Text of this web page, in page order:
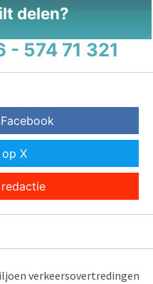
delen?
- 574 71 321
X
verkeersovertredingen